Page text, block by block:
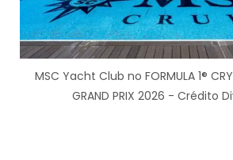
MSC Yacht Club no FORMULA 1®
GRAND PRIX 2026 - Crédito